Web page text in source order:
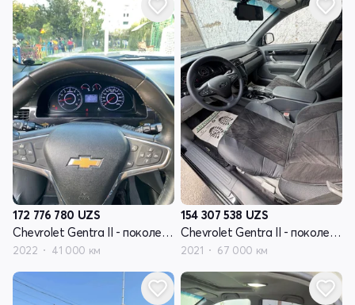
172 776 780 UZS
Chevrolet Gentra II - поколение
2022 41 000 км
154 307 538 UZS
Chevrolet Gentra II - поколение
2021 67 000 км